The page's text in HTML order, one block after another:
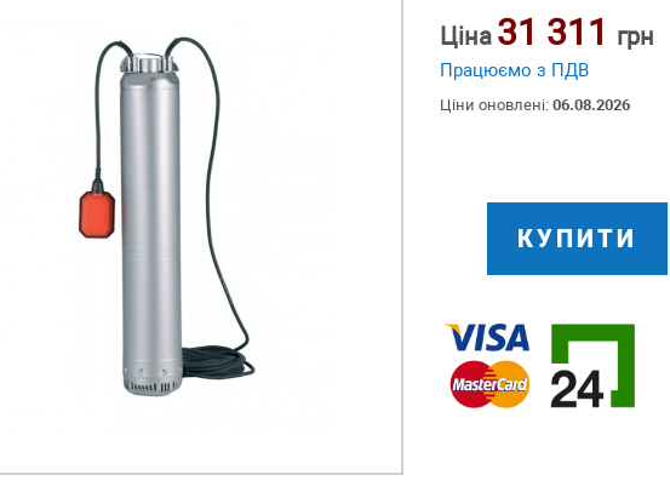
Ціна 31 311 грн
Працюємо з ПДВ
Ціни оновлені: 06.08.2026
КУПИТИ